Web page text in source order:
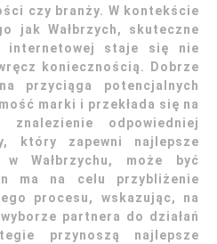
czy branży. W kontekście
jak Wałbrzych, skuteczne
internetowej staje się nie
koniecznością. Dobrze
przyciąga potencjalnych
marki i przekłada się na
odpowiedniej
który zapewni najlepsze
Wałbrzychu, może być
ma na celu przybliżenie
procesu, wskazując, na
partnera do działań
przynoszą najlepsze